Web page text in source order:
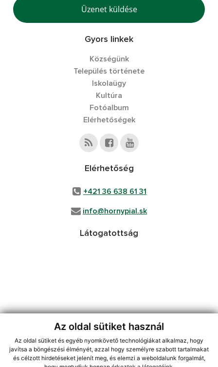
Az oldal sütiket használ
Az oldal sütiket és egyéb nyomkövető technológiákat alkalmaz, hogy
javítsa a böngészési élményét, azzal hogy személyre szabott tartalmakat
és célzott hirdetéseket jelenít meg, és elemzi a weboldalunk forgalmát,
Üzenet küldése
Gyors linkek
Községünk
Település története
Iskolaügy
Kultúra
Fotóalbum
Elérhetőségek
Elérhetőség
+421 36 638 61 31
info@hornypial.sk
Látogatottság
jusson a legfrissebb információkhoz az RSS csatornánkon keresztűl,
ECHELON 2 tartalomkezelő rendszer,Honlap térkép,Internetes portál